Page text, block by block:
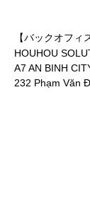
【バックオフィ
HOUHOU
A7 AN BINH
232 Phạm Văn